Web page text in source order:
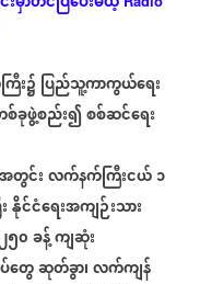
း၌ ပြည်သူ့ကာကွယ်ရေး
ခုဖွဲ့စည်း၍စစ်ဆင်ရေး
တွင်းလက်နက်ကြီးငယ်၁
နိုင်ငံရေးအကျဉ်းသား
၅၀ခန့်ကျဆုံး
တွေဆုတ်ခွာ၊လက်ကျန်